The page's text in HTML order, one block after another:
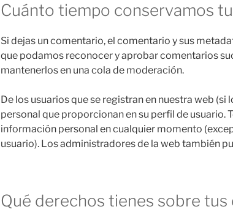
Cuánto tiempo conservamos
Si dejas un comentario, el comentario y sus
que podamos reconocer y aprobar comentarios
mantenerlos en una cola de moderación.
De los usuarios que se registran en nuestra web
personal que proporcionan en su perfil de usuario.
información personal en cualquier momento
usuario). Los administradores de la web también
Qué derechos tienes sobre tus